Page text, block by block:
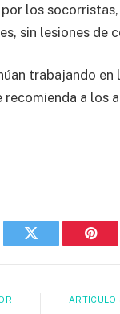
los
sin lesiones de
trabajando
a los
Twitter
ARTÍCULO